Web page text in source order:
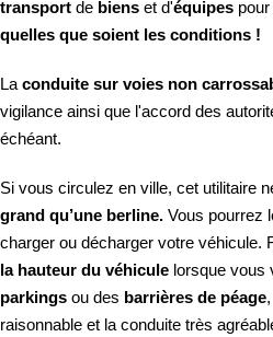
transport de biens et d'équipes
quelles que soient les conditions !
La conduite sur voies non
vigilance ainsi que l'accord des
échéant.
Si vous circulez en ville, cet utilitaire
grand qu’une berline. Vous pourrez
charger ou décharger votre véhicule.
la hauteur du véhicule lorsque vous
parkings ou des barrières de péage
raisonnable et la conduite très